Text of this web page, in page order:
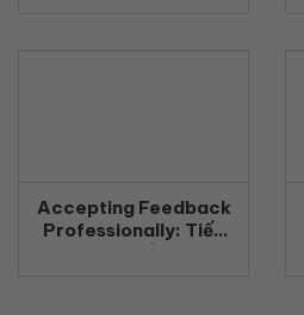
Accepting Feedback
Professionally: Tiếp